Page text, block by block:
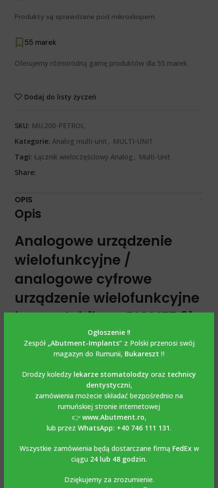
Ogłoszenie ‼️
Zespół „Abutment-Implants”z Polski przenosi swój
magazyn do Rumunii, Bukareszt ‼️
Drodzy koledzy lekarze stomatolodzy oraz technicy
dentystyczni,
zamówienia możecie składać bezpośrednio na
rumuńskiej stronie internetowej
👉 www.Abutment.ro,
lub przez WhatsApp: +40 746 111 131.
Wszystkie zamówienia będą dostarczane firmą FedExw
ciągu 24 lub 48 godzin.
Dziękujemy za zrozumienie.
Produkty są sprawdzane pod mikroskopem.
55 marek
Oferujemy różnorodną gamę produktów dla 55 marek.
Dodaj do listy życzeń
SKU: MU.200-PETROL
Kategorie: Analog multi-unit , MULTI-UNIT
Tagi: Łącznik wieloczęściowy Analog , Multi-Unit
Share:
OPIS
Opis
Analogowe urządzenie
wielofunkcyjne /
analogowe cyfrowe
urządzenie wielofunkcyjne
kompatybilne z BIOMET 3i
EXTERNAL HEX
Multi Unit Analog / Digital kompatybilny z BIOMET 3i
EXTERNAL HEXma podwójne zastosowanie i może być
używany zarówno na klasycznym modelu gipsowym, jak i
na modelu wydrukowanym za pomocą bibliotek Exocad,
Dental Wings, 3 Shape, które można pobrać bezpłatnie ze
strony internetowej.
www.abutment.ro
ochronną, jak w przypadku wielu jednostek jest konstrukcja